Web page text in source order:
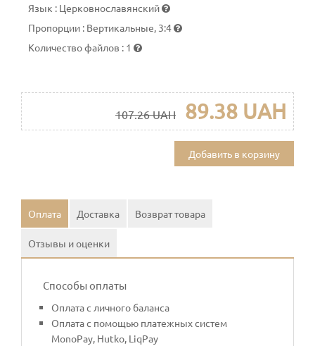
Язык : Церковнославянский
Пропорции : Вертикальные, 3:4
Количество файлов : 1
107.26 UAH 89.38 UAH
Добавить в корзину
Оплата Доставка Возврат товара
Отзывы и оценки
Способы оплаты
Оплата с личного баланса
Оплата с помощью платежных систем
MonoPay, Hutko, LiqPay